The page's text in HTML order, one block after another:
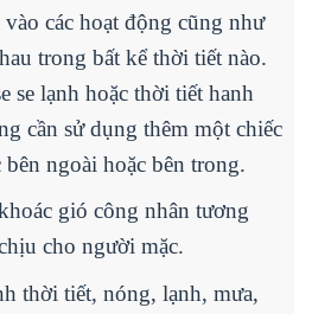
các hoạt động cũng như
trong bất kể thời tiết nào.
se lạnh hoặc thời tiết hanh
cần sử dụng thêm một chiếc
bên ngoài hoặc bên trong.
gió công nhân tương
cho người mặc.
thời tiết, nóng, lạnh, mưa,